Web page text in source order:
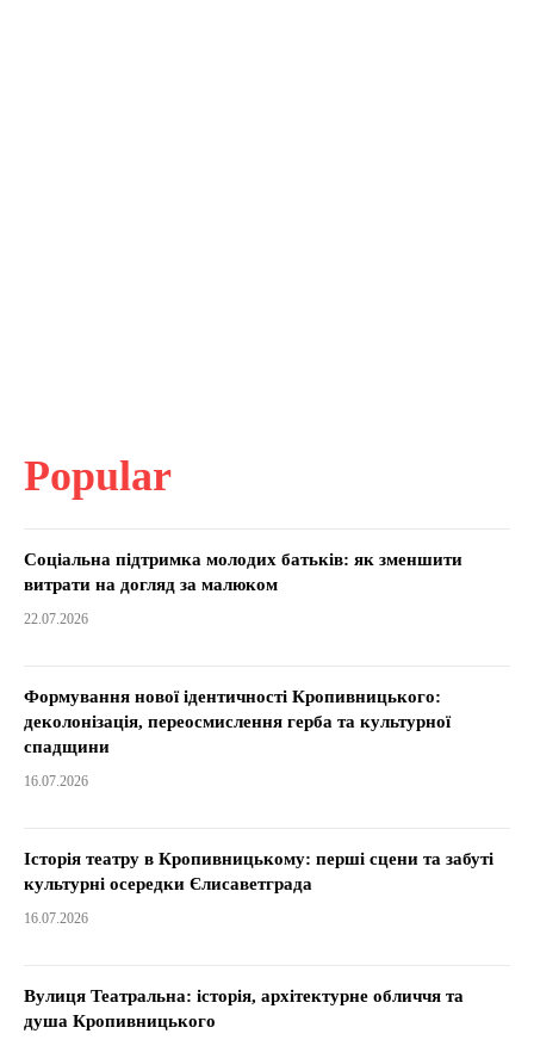
Popular
Соціальна підтримка молодих батьків: як зменшити
витрати на догляд за малюком
22.07.2026
Формування нової ідентичності Кропивницького:
деколонізація, переосмислення герба та культурної
спадщини
16.07.2026
Історія театру в Кропивницькому: перші сцени та забуті
культурні осередки Єлисаветграда
16.07.2026
Вулиця Театральна: історія, архітектурне обличчя та
душа Кропивницького